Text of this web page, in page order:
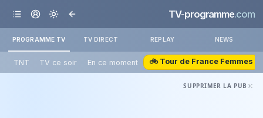
TV-programme.com
PROGRAMME TV TV DIRECT REPLAY NEWS
TNT TV ce soir En ce moment 🚲 Tour de France Femmes
SUPPRIMER LA PUB